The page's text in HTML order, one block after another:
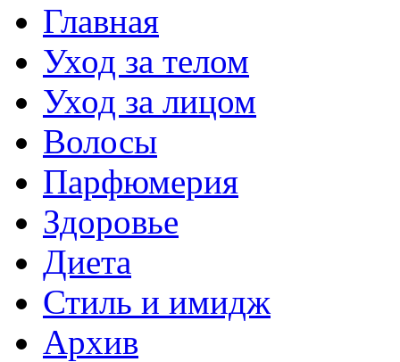
Главная
Уход за телом
Уход за лицом
Волосы
Парфюмерия
Здоровье
Диета
Стиль и имидж
Архив